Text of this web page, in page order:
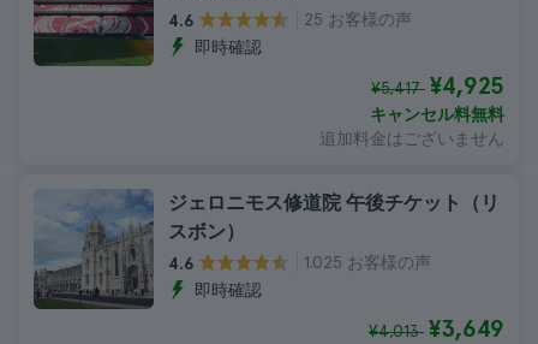
4.6
25 お客様の声
即時確認
¥5,417 ¥4,925
キャンセル料無料
追加料金はございません
ジェロニモス修道院 午後チケット（リ
スボン）
4.6
1.025 お客様の声
即時確認
¥4,013 ¥3,649